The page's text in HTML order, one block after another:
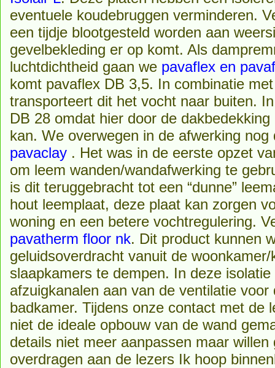
eventuele koudebruggen verminderen.
een tijdje blootgesteld worden aan
gevelbekleding er op komt. Als
luchtdichtheid gaan we pavaflex en
komt pavaflex DB 3,5. In combinatie
transporteert dit het vocht naar buiten.
DB 28 omdat hier door de
kan. We overwegen in de afwerking
pavaclay . Het was in de eerste opzet
om leem wanden/wandafwerking te
is dit teruggebracht tot een “dunne”
hout leemplaat, deze plaat kan zorgen
woning en een betere vochtregulering.
pavatherm floor nk. Dit product kunnen
geluidsoverdracht vanuit de
slaapkamers te dempen. In deze
afzuigkanalen aan van de ventilatie
badkamer. Tijdens onze contact met de
niet de ideale opbouw van de wand
details niet meer aanpassen maar willen
overdragen aan de lezers Ik hoop